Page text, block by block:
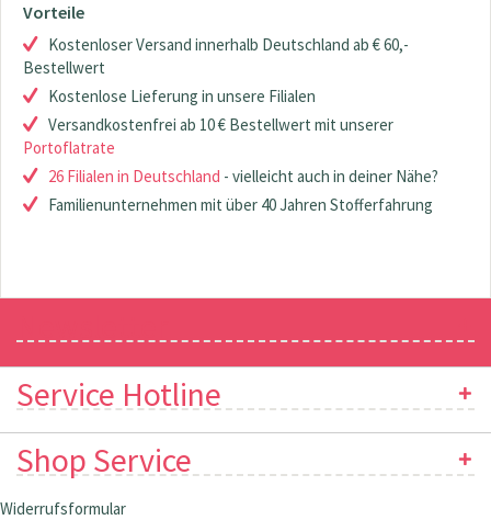
Vorteile
Kostenloser Versand innerhalb Deutschland ab € 60,-
Bestellwert
Kostenlose Lieferung in unsere Filialen
Versandkostenfrei ab 10 € Bestellwert mit unserer
Portoflatrate
26 Filialen in Deutschland - vielleicht auch in deiner Nähe?
Familienunternehmen mit über 40 Jahren Stofferfahrung
Service Hotline
Shop Service
Widerrufsformular